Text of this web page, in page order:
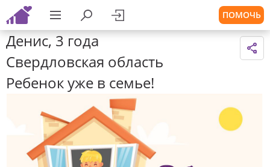
ПОМОЧЬ
Денис, 3 года
Свердловская область
Ребенок уже в семье!